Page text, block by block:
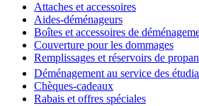
Attaches et accessoires
Aides-déménageurs
Boîtes et accessoires de
Couverture pour les dommages
Remplissages et réservoirs de
Déménagement au service des
Chèques-cadeaux
Rabais et offres spéciales